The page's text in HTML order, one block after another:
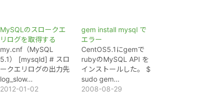
MySQLのスロークエ
リログを取得する
my.cnf（MySQL
5.1） [mysqld] # スロ
ークエリログの出力先
log_slow…
2012-01-02
gem install mysql で
エラー
CentOS5.1にgemで
rubyのMySQL API を
インストールした。 $
sudo gem…
2008-08-29